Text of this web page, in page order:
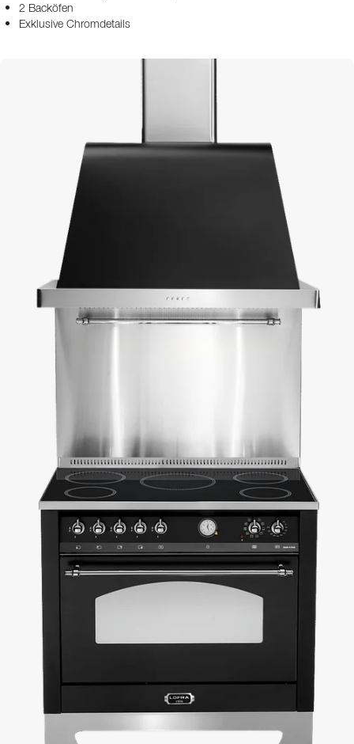
2 Backöfen
Exklusive Chromdetails